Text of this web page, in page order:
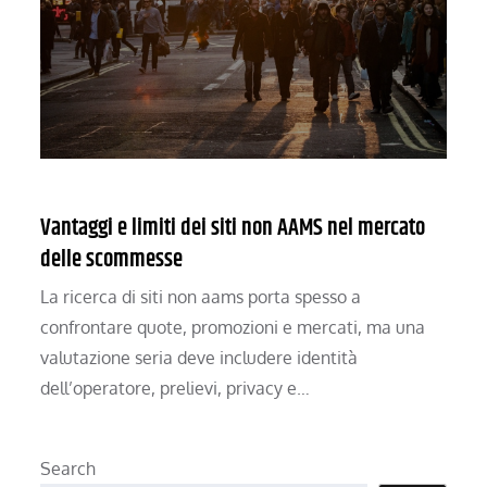
Vantaggi e limiti dei siti non AAMS nel mercato
delle scommesse
La ricerca di siti non aams porta spesso a
confrontare quote, promozioni e mercati, ma una
valutazione seria deve includere identità
dell’operatore, prelievi, privacy e…
Search